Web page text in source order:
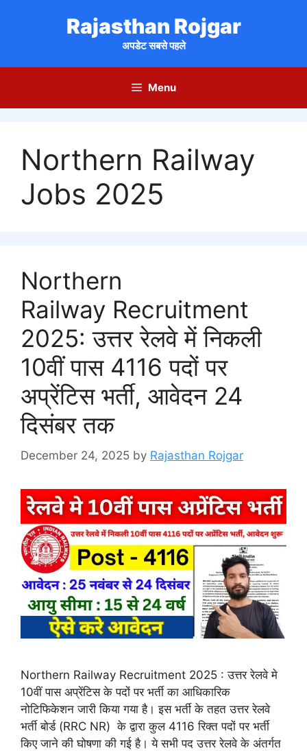
Rajasthan Rojgar
अपडेट सबसे पहले
Menu
Northern Railway
Jobs 2025
Northern
Railway Recruitment
2025: उत्तर रेलवे में निकली
10वीं पास 4116 पदों पर
अप्रेंटिस भर्ती, आवेदन 24
दिसंबर तक
December 24, 2025 by Rajasthan Rojgar
Northern Railway Recruitment 2025 : उत्तर रेलवे मे
10वीं पास अप्रेंटिस के पदों पर भर्ती का आधिकारिक
नोटिफिकेशन जारी किया गया है। इस भर्ती के तहत उत्तर रेलवे
भर्ती बोर्ड (RRC NR) के द्वारा कुल 4116 रिक्त पदों पर भर्ती
किए जाने की घोषणा की गई है। ये सभी पद उत्तर रेलवे के अंतर्गत